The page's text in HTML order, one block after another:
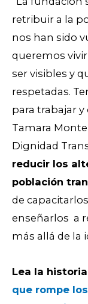
retribuir a la
nos han sido
queremos
ser visibles y
respetadas.
para trabajar
Tamara
Dignidad
reducir los
población
de
enseñarlos a
más allá de la
Lea la
que rompe